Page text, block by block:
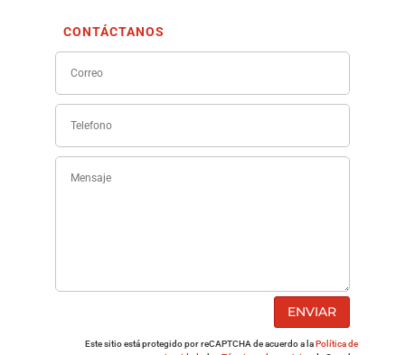
CONTÁCTANOS
ENVIAR
Este sitio está protegido por reCAPTCHA de acuerdo a laPolítica de